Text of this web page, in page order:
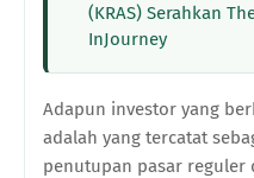
(KRAS) Serahkan
InJourney
Adapun investor yang
adalah yang tercatat
penutupan pasar reguler